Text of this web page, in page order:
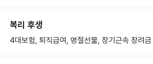
복리 후생
4대보험, 퇴직급여, 명절선물, 장기근속 장려금